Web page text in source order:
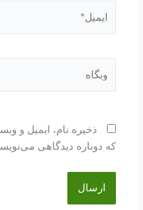
ذخیره نام، ایمیل و
که دوباره دیدگاهی